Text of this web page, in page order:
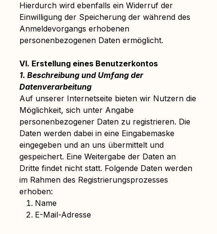
Hierdurch wird ebenfalls ein Widerruf der
Einwilligung der Speicherung der während des
Anmeldevorgangs erhobenen
personenbezogenen Daten ermöglicht.
VI. Erstellung eines Benutzerkontos
1. Beschreibung und Umfang der
Datenverarbeitung
Auf unserer Internetseite bieten wir Nutzern die
Möglichkeit, sich unter Angabe
personenbezogener Daten zu registrieren. Die
Daten werden dabei in eine Eingabemaske
eingegeben und an uns übermittelt und
gespeichert. Eine Weitergabe der Daten an
Dritte findet nicht statt. Folgende Daten werden
im Rahmen des Registrierungsprozesses
erhoben:
Name
E-Mail-Adresse